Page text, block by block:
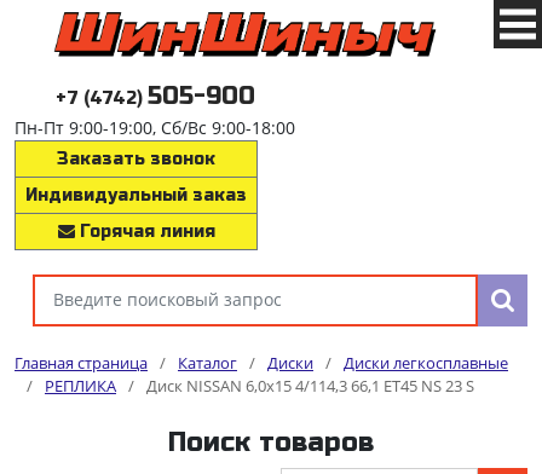
+7 (4742) 505-900
Пн-Пт 9:00-19:00, Сб/Вс 9:00-18:00
Заказать звонок
Индивидуальный заказ
Горячая линия
Главная страница / Каталог / Диски / Диски легкосплавные
/
РЕПЛИКА / Диск NISSAN 6,0x15 4/114,3 66,1 ET45 NS 23 S
Поиск товаров